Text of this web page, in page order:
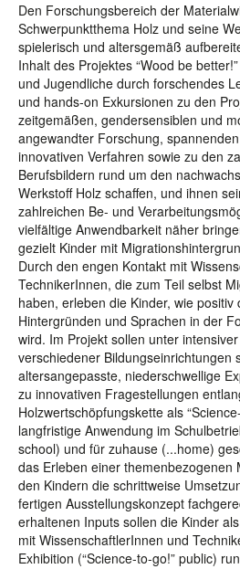
Den Forschungsbereich der
Schwerpunktthema Holz und seine
spielerisch und altersgemäß
Inhalt des Projektes “Wood be
und Jugendliche durch forschendes
und hands-on Exkursionen zu den
zeitgemäßen, gendersensiblen und
angewandter Forschung,
innovativen Verfahren sowie zu den
Berufsbildern rund um den
Werkstoff Holz schaffen, und ihnen
zahlreichen Be- und
vielfältige Anwendbarkeit näher
gezielt Kinder mit
Durch den engen Kontakt mit
TechnikerInnen, die zum Teil selbst
haben, erleben die Kinder, wie positiv
Hintergründen und Sprachen in der
wird. Im Projekt sollen unter
verschiedener Bildungseinrichtungen
altersangepasste, niederschwellige
zu innovativen Fragestellungen
Holzwertschöpfungskette als
langfristige Anwendung im
school) und für zuhause (...home)
das Erleben einer themenbezogenen
den Kindern die schrittweise
fertigen Ausstellungskonzept
erhaltenen Inputs sollen die Kinder
mit WissenschaftlerInnen und
Exhibition (“Science-to-go!” public)